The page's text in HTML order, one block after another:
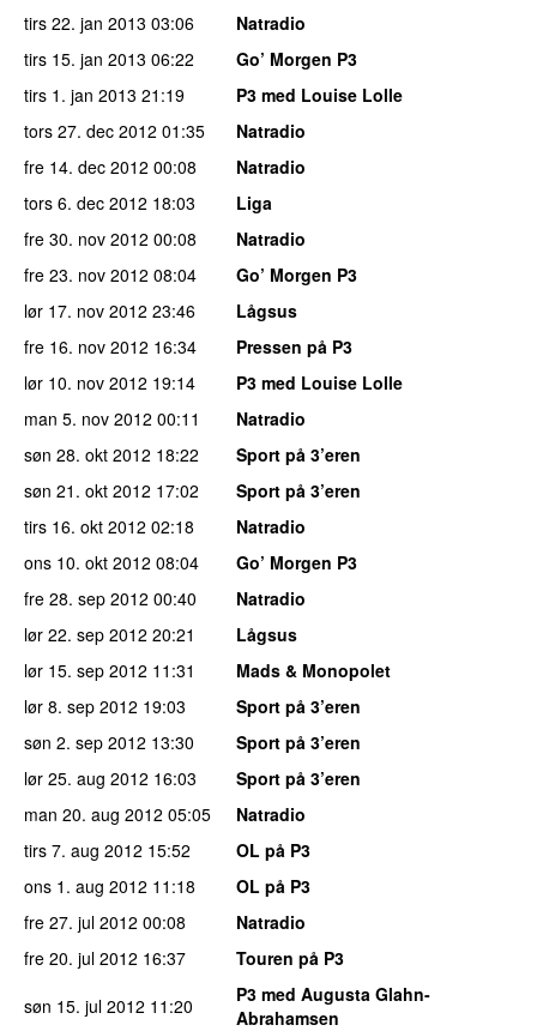
tirs 22. jan 2013 03:06
Natradio
tirs 15. jan 2013 06:22
Go’ Morgen P3
tirs 1. jan 2013 21:19
P3 med Louise Lolle
tors 27. dec 2012 01:35
Natradio
fre 14. dec 2012 00:08
Natradio
tors 6. dec 2012 18:03
Liga
fre 30. nov 2012 00:08
Natradio
fre 23. nov 2012 08:04
Go’ Morgen P3
lør 17. nov 2012 23:46
Lågsus
fre 16. nov 2012 16:34
Pressen på P3
lør 10. nov 2012 19:14
P3 med Louise Lolle
man 5. nov 2012 00:11
Natradio
søn 28. okt 2012 18:22
Sport på 3’eren
søn 21. okt 2012 17:02
Sport på 3’eren
tirs 16. okt 2012 02:18
Natradio
ons 10. okt 2012 08:04
Go’ Morgen P3
fre 28. sep 2012 00:40
Natradio
lør 22. sep 2012 20:21
Lågsus
lør 15. sep 2012 11:31
Mads & Monopolet
lør 8. sep 2012 19:03
Sport på 3’eren
søn 2. sep 2012 13:30
Sport på 3’eren
lør 25. aug 2012 16:03
Sport på 3’eren
man 20. aug 2012 05:05
Natradio
tirs 7. aug 2012 15:52
OL på P3
ons 1. aug 2012 11:18
OL på P3
fre 27. jul 2012 00:08
Natradio
fre 20. jul 2012 16:37
Touren på P3
søn 15. jul 2012 11:20
P3 med Augusta Glahn-
Abrahamsen